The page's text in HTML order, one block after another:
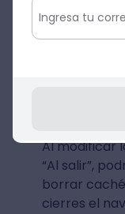
Al modificar
“Al salir”,
borrar
cierres el